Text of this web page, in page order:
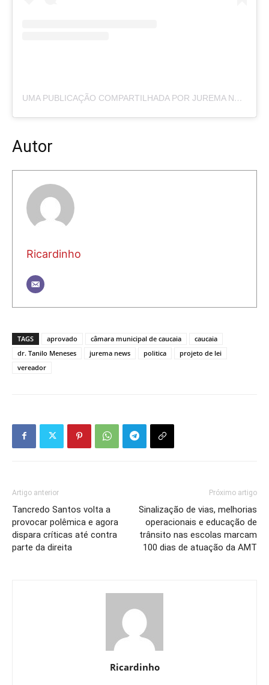
UMA PUBLICAÇÃO COMPARTILHADA POR JUREMA NEWS (@PORTALJUREMANEWS)
Autor
Ricardinho
TAGS aprovado câmara municipal de caucaia
caucaia
dr. Tanilo Meneses
jurema news politica
projeto de lei
vereador
Artigo anterior
Tancredo Santos volta a
provocar polêmica e agora
dispara críticas até contra
parte da direita
Próximo artigo
Sinalização de vias, melhorias
operacionais e educação de
trânsito nas escolas marcam
100 dias de atuação da AMT
Ricardinho